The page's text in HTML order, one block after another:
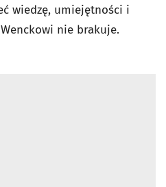
wiedzę, umiejętności i
nie brakuje.